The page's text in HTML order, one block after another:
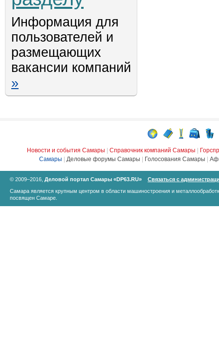
Информация для
пользователей и
размещающих
вакансии компаний
»
Новости и события Самары Справочник компаний Самары
Самары
Деловые форумы Самары Голосования Самары
© 2009–2016, Деловой портал Самары «DP63.RU»
Связаться с
Самара является крупным центром в области машиностроения и
посвящен Самаре.